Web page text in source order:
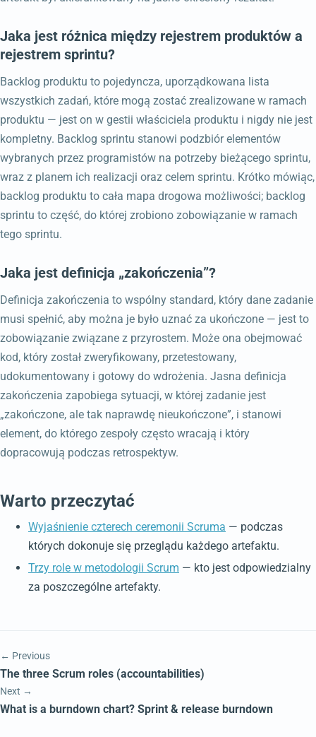
Jaka jest różnica między rejestrem produktów a
rejestrem sprintu?
Backlog produktu to pojedyncza, uporządkowana lista
wszystkich zadań, które mogą zostać zrealizowane w ramach
produktu — jest on w gestii właściciela produktu i nigdy nie jest
kompletny. Backlog sprintu stanowi podzbiór elementów
wybranych przez programistów na potrzeby bieżącego sprintu,
wraz z planem ich realizacji oraz celem sprintu. Krótko mówiąc,
backlog produktu to cała mapa drogowa możliwości; backlog
sprintu to część, do której zrobiono zobowiązanie w ramach
tego sprintu.
Jaka jest definicja „zakończenia”?
Definicja zakończenia to wspólny standard, który dane zadanie
musi spełnić, aby można je było uznać za ukończone — jest to
zobowiązanie związane z przyrostem. Może ona obejmować
kod, który został zweryfikowany, przetestowany,
udokumentowany i gotowy do wdrożenia. Jasna definicja
zakończenia zapobiega sytuacji, w której zadanie jest
„zakończone, ale tak naprawdę nieukończone”, i stanowi
element, do którego zespoły często wracają i który
dopracowują podczas retrospektyw.
Warto przeczytać
Wyjaśnienie czterech ceremonii Scruma — podczas
których dokonuje się przeglądu każdego artefaktu.
Trzy role w metodologii Scrum — kto jest odpowiedzialny
za poszczególne artefakty.
← Previous
The three Scrum roles (accountabilities)
Next →
What is a burndown chart? Sprint & release burndown